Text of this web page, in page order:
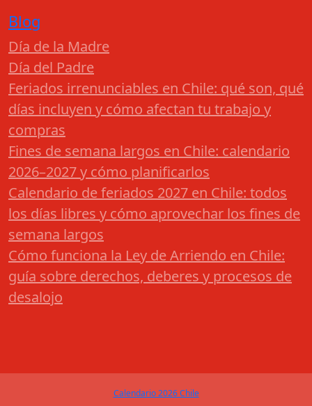
Blog
Día de la Madre
Día del Padre
Feriados irrenunciables en Chile: qué son, qué
días incluyen y cómo afectan tu trabajo y
compras
Fines de semana largos en Chile: calendario
2026–2027 y cómo planificarlos
Calendario de feriados 2027 en Chile: todos
los días libres y cómo aprovechar los fines de
semana largos
Cómo funciona la Ley de Arriendo en Chile:
guía sobre derechos, deberes y procesos de
desalojo
Calendario 2026 Chile